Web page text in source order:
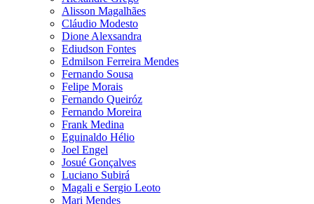
Alisson Magalhães
Cláudio Modesto
Dione Alexsandra
Ediudson Fontes
Edmilson Ferreira Mendes
Fernando Sousa
Felipe Morais
Fernando Queiróz
Fernando Moreira
Frank Medina
Eguinaldo Hélio
Joel Engel
Josué Gonçalves
Luciano Subirá
Magali e Sergio Leoto
Mari Mendes